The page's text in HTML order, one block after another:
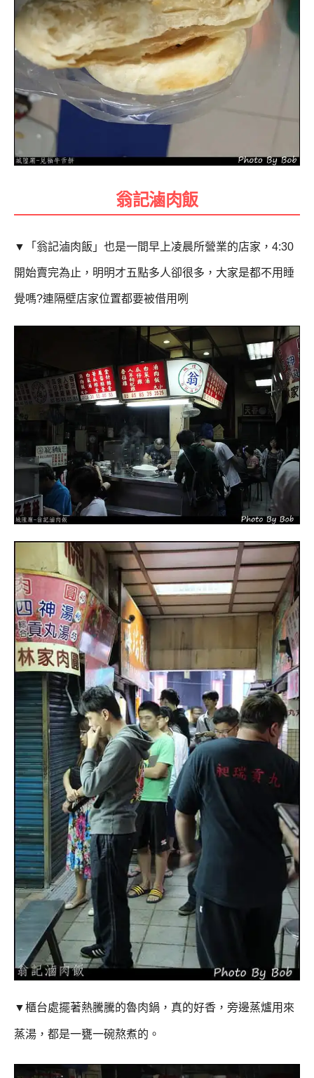
翁記滷肉飯
▼ 「翁記滷肉飯」 也是一間早上凌晨所營業的店家，4:30
開始賣完為止 ，明明才五點多人卻很多，大家是都不用睡
覺嗎?連隔壁店家位置都要被借用咧
▼櫃台處擺著熱騰騰的魯肉鍋，真的好香，旁邊蒸爐用來
蒸湯，都是一甕一碗熬煮的。